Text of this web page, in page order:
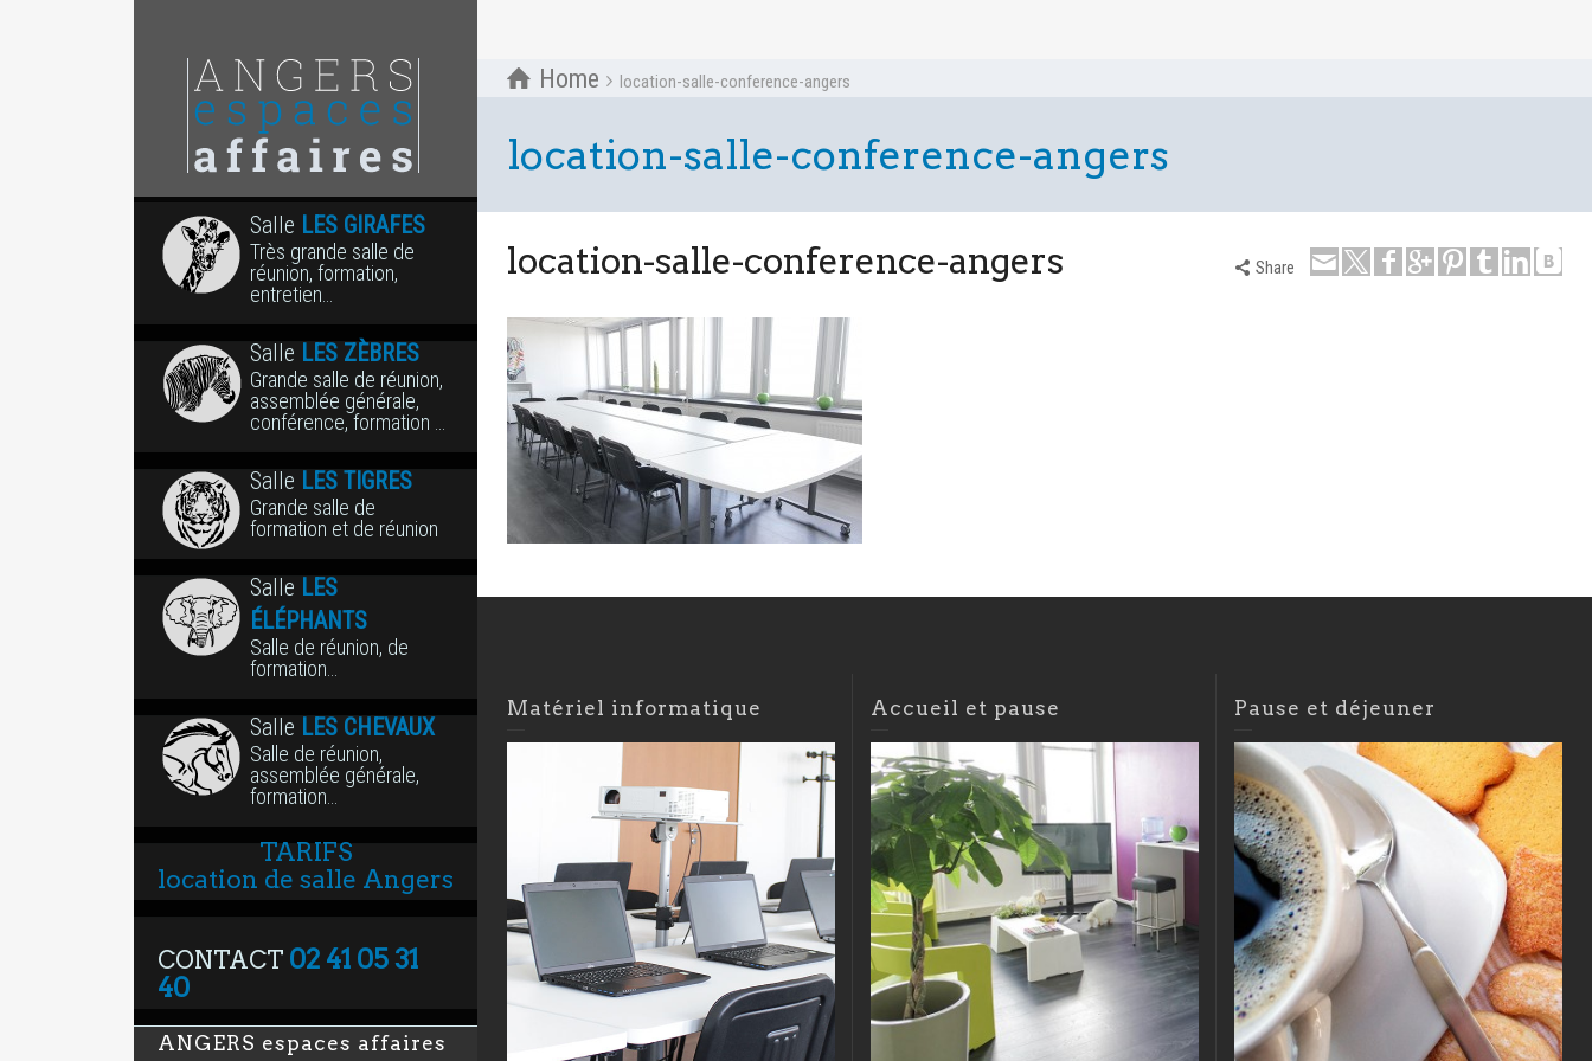
Salle LES GIRAFES
Très grande salle de
réunion, formation,
entretien…
Salle LES ZÈBRES
Grande salle de réunion,
assemblée générale,
conférence, formation …
Salle LES TIGRES
Grande salle de
formation et de réunion
Salle LES
ÉLÉPHANTS
Salle de réunion, de
formation…
Salle LES CHEVAUX
Salle de réunion,
assemblée générale,
formation…
TARIFS
location de salle Angers
CONTACT 02 41 05 31
40
ANGERS espaces affaires
Home location-salle-conference-angers
location-salle-conference-angers
location-salle-conference-angers Share
Matériel informatique Accueil et pause Pause et déjeuner